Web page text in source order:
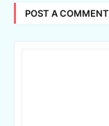
POST A COMMENT